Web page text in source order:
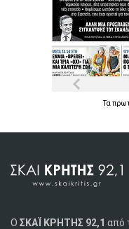
Τα
Ο ΣΚΑΪ ΚΡΗΤΗΣ 92,1 από